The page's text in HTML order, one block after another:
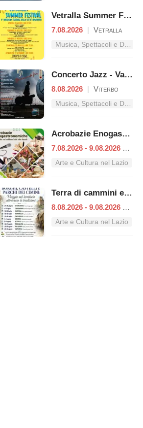
Vetralla Summer Festival
7.08.2026 | Vetralla
Musica, Spettacoli e Danza nel Lazio
Concerto Jazz - Van Gogh
8.08.2026 | Viterbo
Musica, Spettacoli e Danza nel Lazio
Acrobazie Enogastronomiche
7.08.2026 - 9.08.2026 |
Arte e Cultura nel Lazio
Terra di cammini e tradizioni
8.08.2026 - 9.08.2026 |
Arte e Cultura nel Lazio